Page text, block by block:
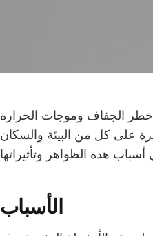
خطر الجفاف وموجات الحرارة
على كل من البيئة والسكان
الأسباب